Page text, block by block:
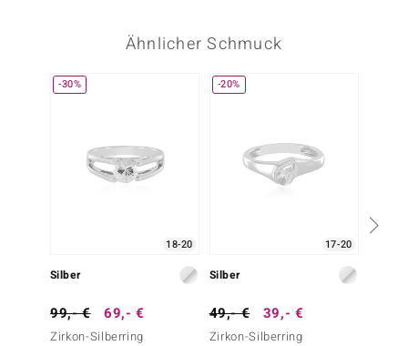
Ähnlicher Schmuck
-30%
18-20
Silber
99,- € 69,- €
Zirkon-Silberring
-20%
17-20
Silber
49,- € 39,- €
Zirkon-Silberring